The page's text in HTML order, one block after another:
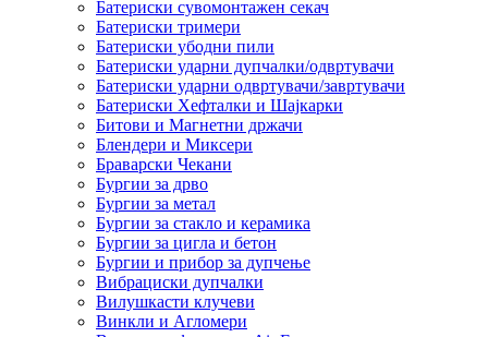
Батериски сувомонтажен секач
Батериски тримери
Батериски убодни пили
Батериски ударни дупчалки/одвртувачи
Батериски ударни одвртувачи/завртувачи
Батериски Хефталки и Шајкарки
Битови и Магнетни држачи
Блендери и Миксери
Браварски Чекани
Бургии за дрво
Бургии за метал
Бургии за стакло и керамика
Бургии за цигла и бетон
Бургии и прибор за дупчење
Вибрациски дупчалки
Вилушкасти клучеви
Винкли и Агломери